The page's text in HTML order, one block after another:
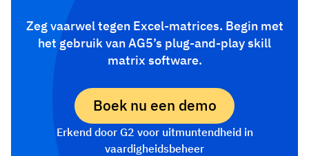
Zeg vaarwel tegen Excel-matrices. Begin met
het gebruik van AG5’s plug-and-play skill
matrix software.
Boek nu een demo
Erkend door G2 voor uitmuntendheid in
vaardigheidsbeheer